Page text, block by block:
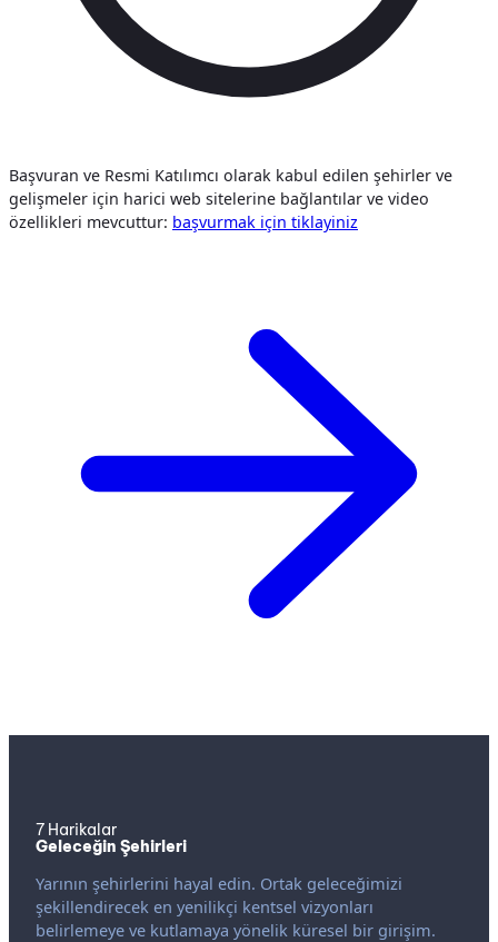
Başvuran ve Resmi Katılımcı olarak kabul edilen şehirler ve
gelişmeler için harici web sitelerine bağlantılar ve video
özellikleri mevcuttur: başvurmak i̇çi̇n tiklayiniz
7 Harikalar
Geleceğin Şehirleri
Yarının şehirlerini hayal edin. Ortak geleceğimizi
şekillendirecek en yenilikçi kentsel vizyonları
belirlemeye ve kutlamaya yönelik küresel bir girişim.